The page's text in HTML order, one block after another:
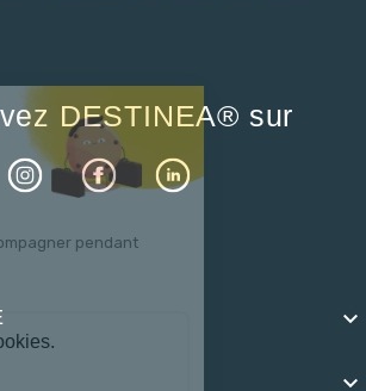
!
que le contenu
avant de vous
bien vous accompagner pendant
utilisons des cookies.
Analytics
DESTINEA® sur

